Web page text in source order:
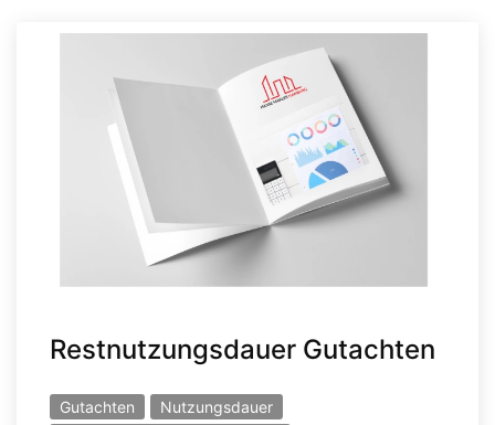
Restnutzungsdauer Gutachten
Gutachten
Nutzungsdauer